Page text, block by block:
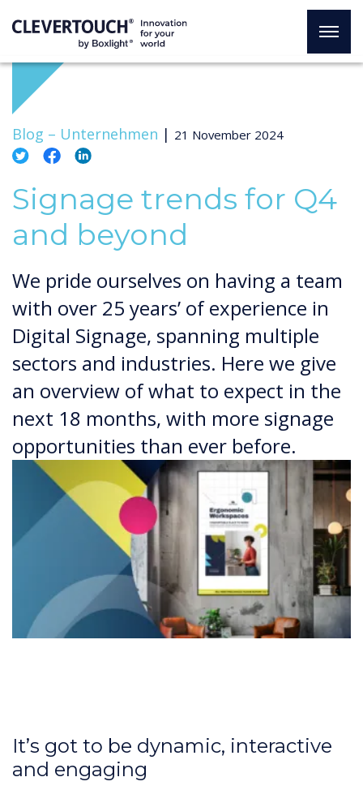
Blog – Unternehmen | 21 November 2024
Signage trends for Q4
and beyond
We pride ourselves on having a team
with over 25 years’ of experience in
Digital Signage, spanning multiple
sectors and industries. Here we give
an overview of what to expect in the
next 18 months, with more signage
opportunities than ever before.
It’s got to be dynamic, interactive
and engaging